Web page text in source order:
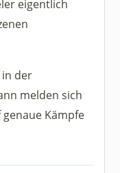
eigentlich
in der
melden sich
Kämpfe